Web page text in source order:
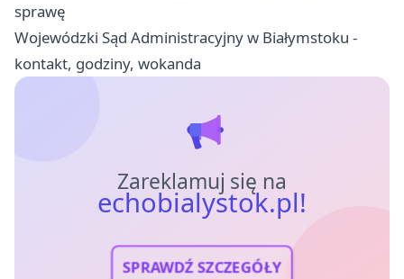
sprawę
Wojewódzki Sąd Administracyjny w Białymstoku -
kontakt, godziny, wokanda
Zareklamuj się na
echobialystok.pl!
SPRAWDŹ SZCZEGÓŁY